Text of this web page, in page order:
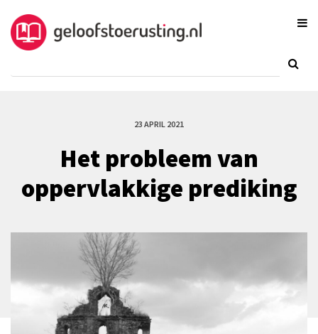
23 APRIL 2021
Het probleem van
oppervlakkige prediking